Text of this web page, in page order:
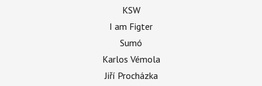
KSW
I am Figter
Sumó
Karlos Vémola
Jiří Procházka